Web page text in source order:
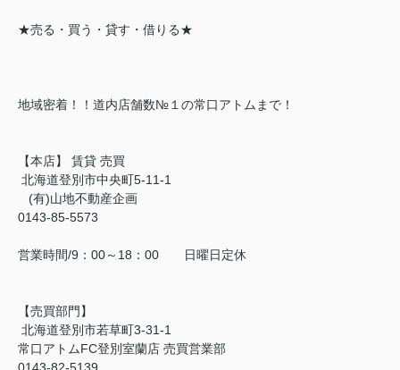
★売る・買う・貸す・借りる★
地域密着！！道内店舗数№１の常口アトムまで！
【本店】 賃貸 売買
北海道登別市中央町5-11-1
(有)山地不動産企画
0143-85-5573
営業時間/9：00～18：00 日曜日定休
【売買部門】
北海道登別市若草町3-31-1
常口アトムFC登別室蘭店 売買営業部
0143-82-5139